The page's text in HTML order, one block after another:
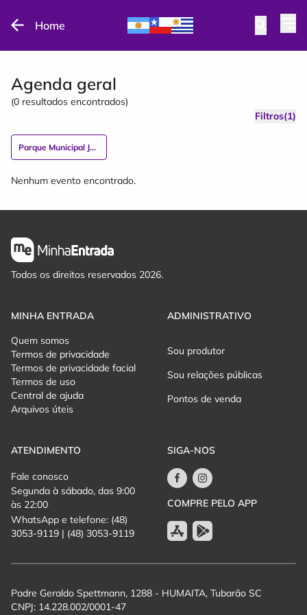
Home
Agenda geral
(0 resultados encontrados)
Filtros(1)
Parque Municipal José Albino Jacoby
Nenhum evento encontrado.
Todos os direitos reservados 2026.
MINHA ENTRADA
Quem somos
Termos de privacidade
Termos de privacidade facial
Termos de uso
Central de ajuda
Arquivos úteis
ADMINISTRATIVO
Sou produtor
Sou relações públicas
Pontos de venda
ATENDIMENTO
Fale conosco
Segunda à sábado, das 9:00
às 22:00
WhatsApp e telefone: (48)
3053-9119 | (48) 3053-9119
SIGA-NOS
COMPRE PELO APP
Padre Geraldo Spettmann, 1288 - HUMAITA, Tubarão SC
CNPJ: 14.228.002/0001-47